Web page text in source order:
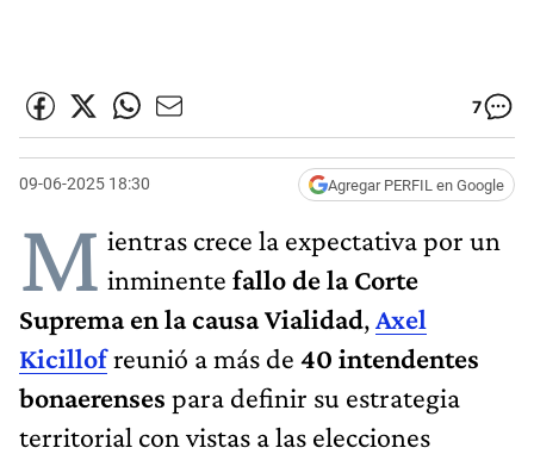
7
09-06-2025 18:30 Agregar PERFIL en Google
M ientras crece la expectativa por un
inminente fallo de la Corte
Suprema en la causa Vialidad,Axel
Kicillofreunió a más de 40 intendentes
bonaerenses para definir su estrategia
territorial con vistas a las elecciones